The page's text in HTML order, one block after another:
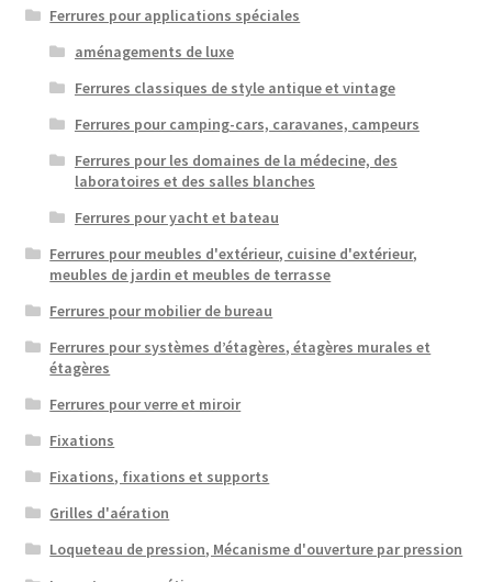
Ferrures pour applications spéciales
aménagements de luxe
Ferrures classiques de style antique et vintage
Ferrures pour camping-cars, caravanes, campeurs
Ferrures pour les domaines de la médecine, des
laboratoires et des salles blanches
Ferrures pour yacht et bateau
Ferrures pour meubles d'extérieur, cuisine d'extérieur,
meubles de jardin et meubles de terrasse
Ferrures pour mobilier de bureau
Ferrures pour systèmes d’étagères, étagères murales et
étagères
Ferrures pour verre et miroir
Fixations
Fixations, fixations et supports
Grilles d'aération
Loqueteau de pression, Mécanisme d'ouverture par pression